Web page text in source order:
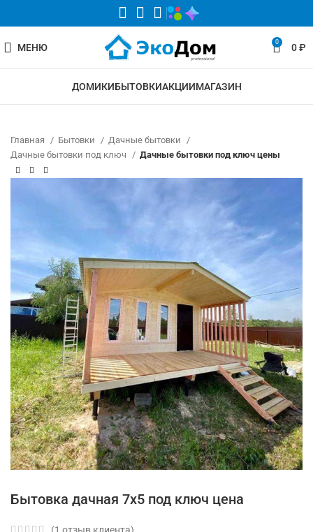
МЕНЮ 0 0₽
ДОМИКИБЫТОВКИАКЦИИМАГАЗИН
Главная Бытовки
Дачные бытовки
Дачные бытовки под ключ
Дачные бытовки под ключ цены
Бытовка дачная 7х5 под ключ цена
(1 отзыв клиента)